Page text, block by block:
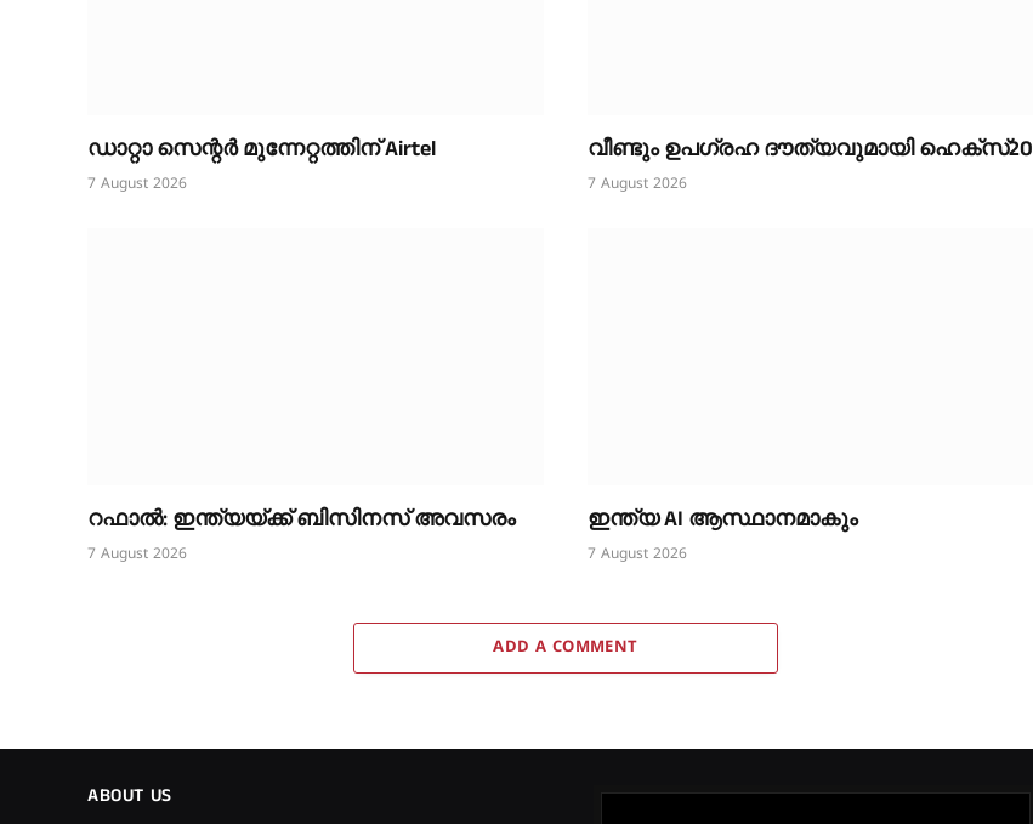
ഡാറ്റാ സെന്റർ മുന്നേറ്റത്തിന് Airtel
7 August 2026
വീണ്ടും ഉപഗ്രഹ ദൗത്യവുമായി ഹെക്സ്20
7 August 2026
റഫാൽ: ഇന്ത്യയ്ക്ക് ബിസിനസ് അവസരം
7 August 2026
ഇന്ത്യ AI ആസ്ഥാനമാകും
7 August 2026
ADD A COMMENT
ABOUT US